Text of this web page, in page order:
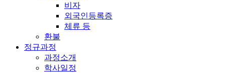
비자
외국인등록증
체류 등
환불
정규과정
과정소개
학사일정